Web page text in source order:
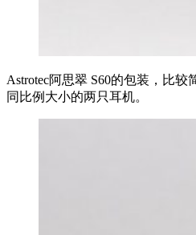
Astrotec阿思翠 S60的包装，比
同比例大小的两只耳机。